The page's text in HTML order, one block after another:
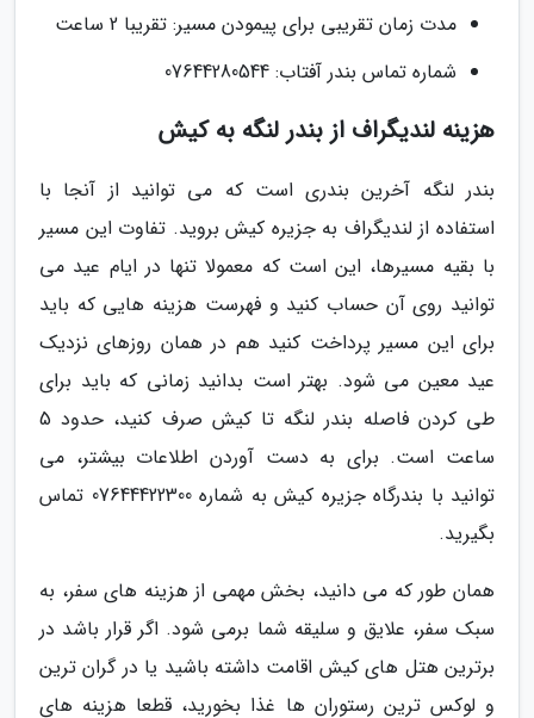
مدت زمان تقریبی برای پیمودن مسیر: تقریبا 2 ساعت
شماره تماس بندر آفتاب: 07644280544
هزینه لندیگراف از بندر لنگه به کیش
بندر لنگه آخرین بندری است که می توانید از آنجا با
استفاده از لندیگراف به جزیره کیش بروید. تفاوت این مسیر
با بقیه مسیرها، این است که معمولا تنها در ایام عید می
توانید روی آن حساب کنید و فهرست هزینه هایی که باید
برای این مسیر پرداخت کنید هم در همان روزهای نزدیک
عید معین می شود. بهتر است بدانید زمانی که باید برای
طی کردن فاصله بندر لنگه تا کیش صرف کنید، حدود 5
ساعت است. برای به دست آوردن اطلاعات بیشتر، می
توانید با بندرگاه جزیره کیش به شماره 07644422300 تماس
بگیرید.
همان طور که می دانید، بخش مهمی از هزینه های سفر، به
سبک سفر، علایق و سلیقه شما برمی شود. اگر قرار باشد در
برترین هتل های کیش اقامت داشته باشید یا در گران ترین
و لوکس ترین رستوران ها غذا بخورید، قطعا هزینه های